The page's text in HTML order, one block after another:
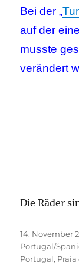
Bei der „
auf der
musste
verändert
Die Räder
Veröffentlicht
am
14. November
Portugal/
Portugal,